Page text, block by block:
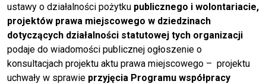
ustawy o działalności pożytku publicznego i wolontariacie,
projektów prawa miejscowego w dziedzinach
dotyczących działalności statutowej tych organizacji
podaje do wiadomości publicznej ogłoszenie o
konsultacjach projektu aktu prawa miejscowego – projektu
uchwały w sprawie przyjęcia Programu współpracy